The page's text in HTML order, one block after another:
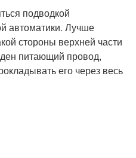
подводкой
автоматики. Лучше
стороны верхней части
питающий провод,
его через весь